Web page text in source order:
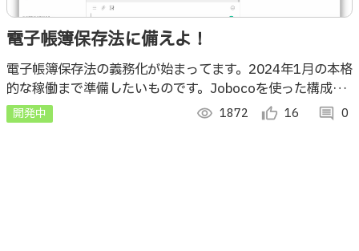
電子帳簿保存法に備えよ！
電子帳簿保存法の義務化が始まってます。2024年1月の本格
的な稼働まで準備したいものです。Jobocoを使った構成と
Sinatraを使った構成を試しLINE WORKSで対話的に登録や
検索ができます。
開発中 visibility 1872 thumb_up_alt 16 comment 0